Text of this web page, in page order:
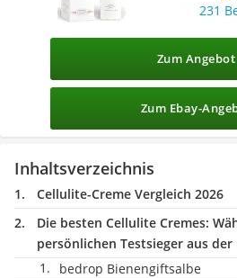
231
Zum Angebot
Zum Ebay-
Inhaltsverzeichnis
Cellulite-Creme Vergleich 2026
Die besten Cellulite Cremes:
persönlichen Testsieger aus der
bedrop Bienengiftsalbe